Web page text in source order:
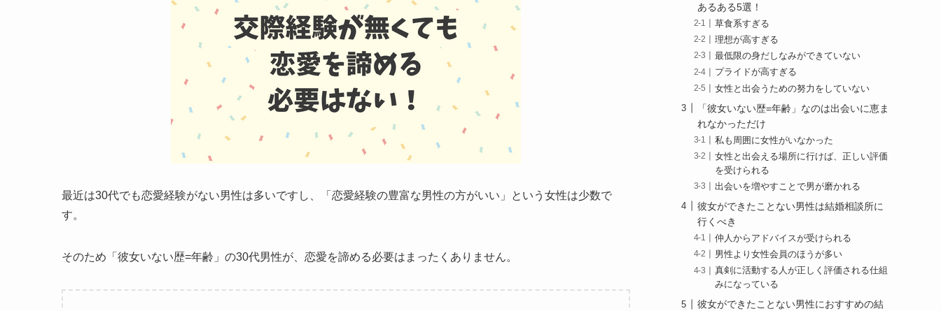
最近は30代でも恋愛経験がない男性は多いですし、「恋愛経験の豊富な男性の方がいい」という女性は少数で
す。
そのため「彼女いない歴=年齢」の30代男性が、恋愛を諦める必要はまったくありません。
あるある5選！
草食系すぎる
理想が高すぎる
最低限の身だしなみができていない
プライドが高すぎる
女性と出会うための努力をしていない
「彼女いない歴=年齢」なのは出会いに恵ま
れなかっただけ
私も周囲に女性がいなかった
女性と出会える場所に行けば、正しい評価
を受けられる
出会いを増やすことで男が磨かれる
彼女ができたことない男性は結婚相談所に
行くべき
仲人からアドバイスが受けられる
男性より女性会員のほうが多い
真剣に活動する人が正しく評価される仕組
みになっている
彼女ができたことない男性におすすめの結